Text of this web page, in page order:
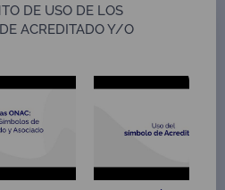
DE USO DE LOS
ACREDITADO Y/O